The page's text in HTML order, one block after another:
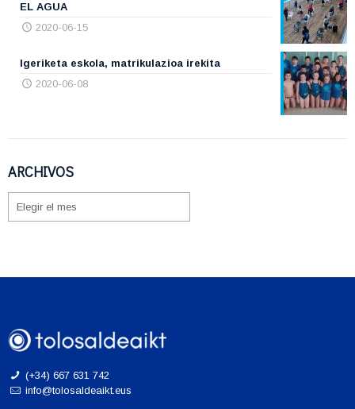
EL AGUA
2020-06-15
Igeriketa eskola, matrikulazioa irekita
2020-06-08
ARCHIVOS
(+34) 667 631 742
info@tolosaldeaikt.eus